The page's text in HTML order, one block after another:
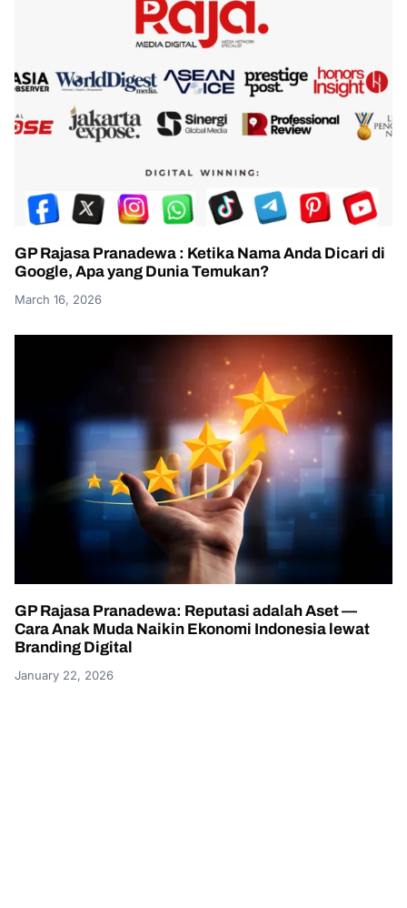
GP Rajasa Pranadewa : Ketika Nama Anda Dicari di
Google, Apa yang Dunia Temukan?
March 16, 2026
GP Rajasa Pranadewa: Reputasi adalah Aset —
Cara Anak Muda Naikin Ekonomi Indonesia lewat
Branding Digital
January 22, 2026